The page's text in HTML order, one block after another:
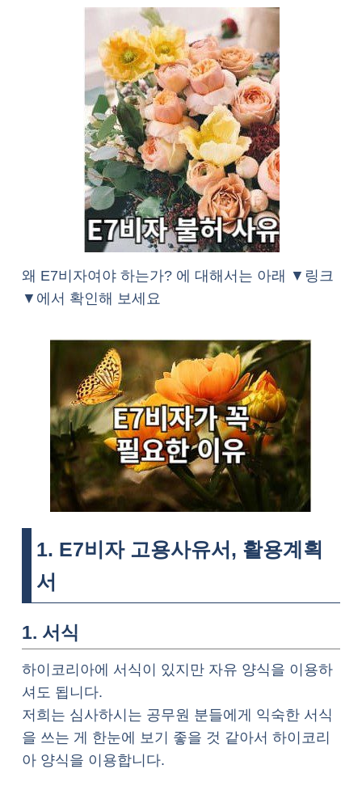
왜 E7비자여야 하는가? 에 대해서는 아래 ▼링크
▼에서 확인해 보세요
1. E7비자 고용사유서, 활용계획
서
1. 서식
하이코리아에 서식이 있지만 자유 양식을 이용하
셔도 됩니다.
저희는 심사하시는 공무원 분들에게 익숙한 서식
을 쓰는 게 한눈에 보기 좋을 것 같아서 하이코리
아 양식을 이용합니다.